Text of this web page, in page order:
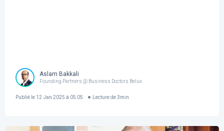
Aslam Bakkali
Founding Partners @ Business Doctors Belux
Publié le 12 Jan 2025 à 05:05 Lecture de 3min